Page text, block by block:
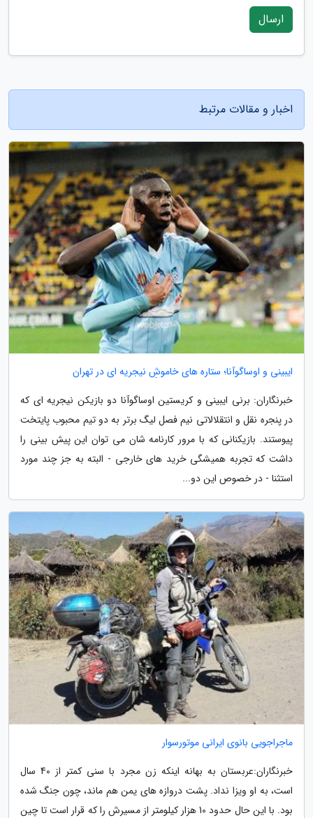
ارسال
اخبار و مقالات مرتبط
ایبینی و اوساگوآنا؛ ستاره های خاموشِ نیجریه ای در تهران
خبرنگاران: برنی ایبینی و کریستین اوساگوآنا دو بازیکن نیجریه ای که
در پنجره نقل و انتقلالاتی نیم فصل لیگ برتر به دو تیم محبوب پایتخت
پیوستند. بازیکنانی که با مرور کارنامه شان می توان این پیش بینی را
داشت که تجربه همیشگی خرید های خارجی - البته به جز چند مورد
استثنا - در خصوص این دو...
ماجراجویی بانوی ایرانی موتورسوار
خبرنگاران:عربستان به بهانه اینکه زن مجرد با سنی کمتر از 40 سال
است، به او ویزا نداد. پشت دروازه های یمن هم ماند، چون جنگ شده
بود. با این حال حدود 10 هزار کیلومتر از مسیرش را که قرار است تا چین